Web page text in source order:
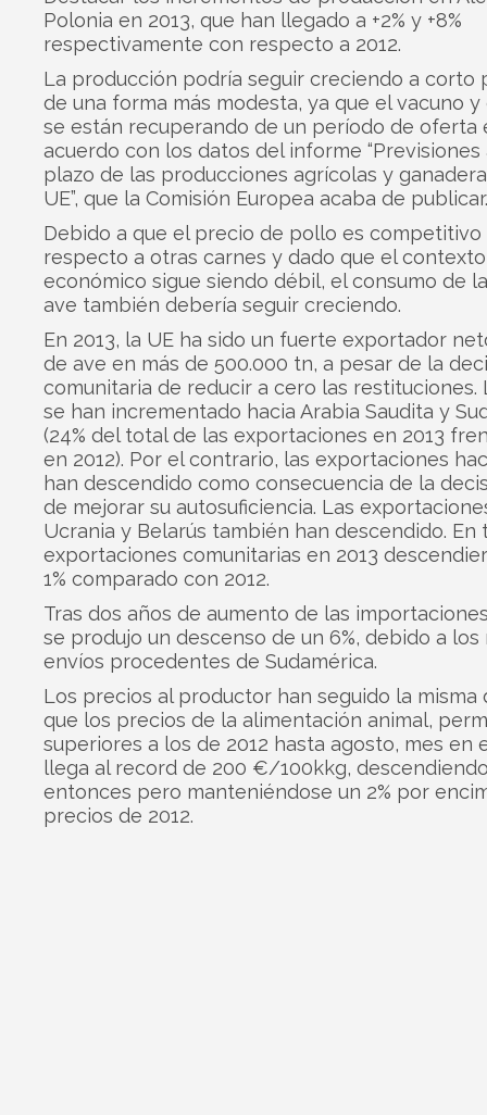
Polonia en 2013, que han llegado a +2% y +8%
respectivamente con respecto a 2012.
La producción podría seguir creciendo a corto
de una forma más modesta, ya que el vacuno
se están recuperando de un período de oferta
acuerdo con los datos del informe
plazo de las producciones agrícolas y
UE”, que la Comisión Europea acaba de publicar.
Debido a que el precio de pollo es competitivo
respecto a otras carnes y dado que el contexto
económico sigue siendo débil, el consumo de
ave también debería seguir creciendo.
En 2013, la UE ha sido un fuerte exportador
de ave en más de 500.000 tn, a pesar de la
comunitaria de reducir a cero las restituciones.
se han incrementado hacia Arabia Saudita y
(24% del total de las exportaciones en 2013
en 2012). Por el contrario, las exportaciones
han descendido como consecuencia de la
de mejorar su autosuficiencia. Las
Ucrania y Belarús también han descendido. En
exportaciones comunitarias en 2013
1% comparado con 2012.
Tras dos años de aumento de las
se produjo un descenso de un 6%, debido a los
envíos procedentes de Sudamérica.
Los precios al productor han seguido la misma
que los precios de la alimentación animal,
superiores a los de 2012 hasta agosto, mes en
llega al record de 200 €/100kkg,
entonces pero manteniéndose un 2% por
precios de 2012.